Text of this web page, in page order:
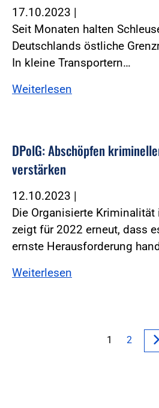
17.10.2023 |
Seit Monaten halten
Deutschlands östliche
In kleine Transportern…
Weiterlesen
DPolG: Abschöpfen
verstärken
12.10.2023 |
Die Organisierte Kriminalität
zeigt für 2022 erneut, dass
ernste Herausforderung
Weiterlesen
1 2